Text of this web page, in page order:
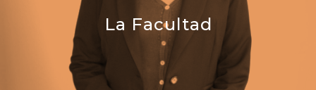
La Facultad